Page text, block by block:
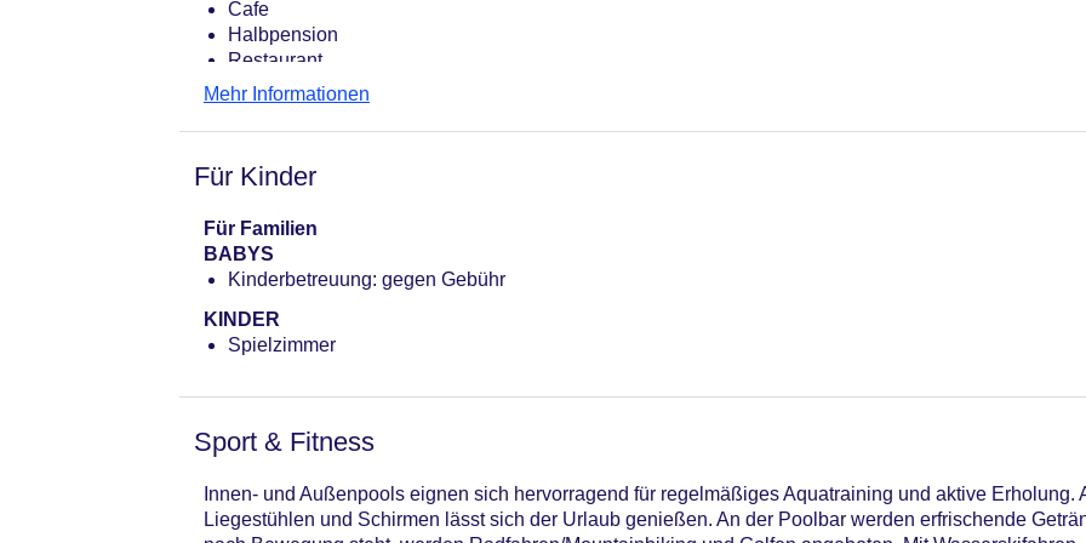
Cafe
Halbpension
Restaurant
Mehr Informationen
Für Kinder
Für Familien
BABYS
Kinderbetreuung: gegen Gebühr
KINDER
Spielzimmer
Sport & Fitness
Innen- und Außenpools eignen sich hervorragend für regelmäßiges Aquatraining und aktive Erholung.
Liegestühlen und Schirmen lässt sich der Urlaub genießen. An der Poolbar werden erfrischende